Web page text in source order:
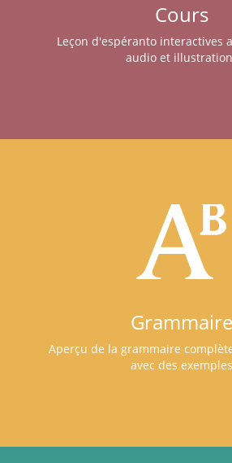
Cours
Leçon d'espéranto interactives
audio et
Grammaire
Aperçu de la grammaire
avec des exemples